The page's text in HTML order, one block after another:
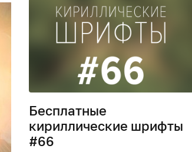
Бесплатные
кириллические шрифты
#66